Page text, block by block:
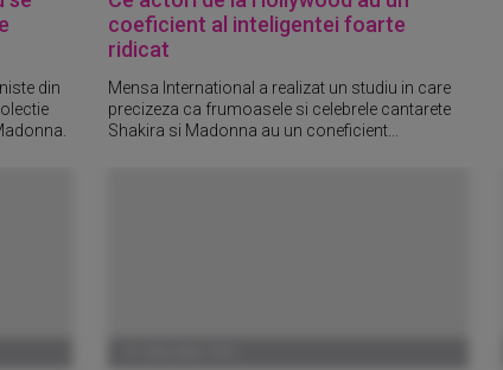
din
coeficient al inteligentei foarte
ridicat
Mensa International a realizat un studiu in care
precizeza ca frumoasele si celebrele cantarete
Shakira si Madonna au un coneficient...